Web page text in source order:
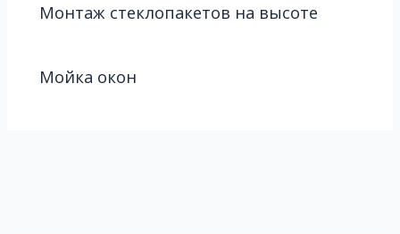
Монтаж стеклопакетов на высоте
Мойка окон